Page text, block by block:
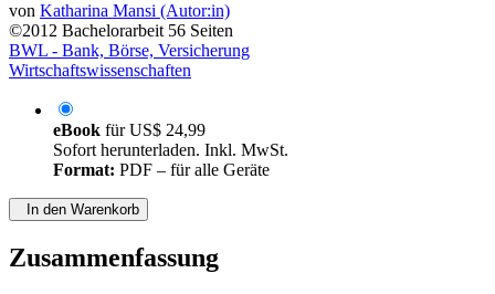
von Katharina Mansi (Autor:in)
©2012 Bachelorarbeit 56 Seiten
BWL - Bank, Börse, Versicherung
Wirtschaftswissenschaften
eBook fürUS$ 24,99
Sofort herunterladen. Inkl. MwSt.
Format: PDF – für alle Geräte
In den Warenkorb
Zusammenfassung